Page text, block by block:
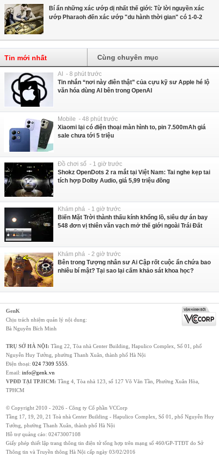
Bí ẩn những xác ướp dị nhất thế giới: Từ lời nguyền xác
ướp Pharaoh đến xác ướp "du hành thời gian" có 1-0-2
Tin mới nhất Cùng chuyên mục
AI - 8 phút trước
Tin nhắn “nơi này điên thật” của cựu kỹ sư Apple hé lộ
văn hóa dùng AI bên trong OpenAI
Mobile - 48 phút trước
Xiaomi lại có điện thoại màn hình to, pin 7.500mAh giá
sale chưa tới 5 triệu
Đồ chơi số - 1 giờ trước
Shokz OpenDots 2 ra mắt tại Việt Nam: Tai nghe kẹp tai
tích hợp Dolby Audio, giá 5,99 triệu đồng
Khám phá - 1 giờ trước
Biến Mặt Trời thành thấu kính khổng lồ, siêu dự án bay
548 đơn vị thiên văn vạch mở thế giới ngoài Trái Đất
Khám phá - 2 giờ trước
Bên trong Tượng nhân sư Ai Cập rốt cuộc ẩn chứa bao
nhiêu bí mật? Tại sao lại cấm khảo sát khoa học?
GenK
Chịu trách nhiệm quản lý nội dung:
Bà Nguyễn Bích Minh
TRỤ SỞ HÀ NỘI: Tầng 22, Tòa nhà Center Building, Hapulico Complex, Số 01, phố
Nguyễn Huy Tưởng, phường Thanh Xuân, thành phố Hà Nội
Điện thoại: 024 7309 5555
Email: info@genk.vn
VPĐD TẠI TP.HCM: Tầng 4, Tòa nhà 123, số 127 Võ Văn Tần, Phường Xuân Hòa,
TPHCM
© Copyright 2010 - 2026 - Công ty Cổ phần VCCorp
Tầng 17, 19, 20, 21 Toà nhà Center Building - Hapulico Complex, Số 01, phố Nguyễn Huy
Tưởng, phường Thanh Xuân, thành phố Hà Nội
Hỗ trợ quảng cáo: 02473007108
Giấy phép thiết lập trang thông tin điện tử tổng hợp trên mạng số 460/GP-TTĐT do Sở
Thông tin và Truyền thông Hà Nội cấp ngày 03/02/2016